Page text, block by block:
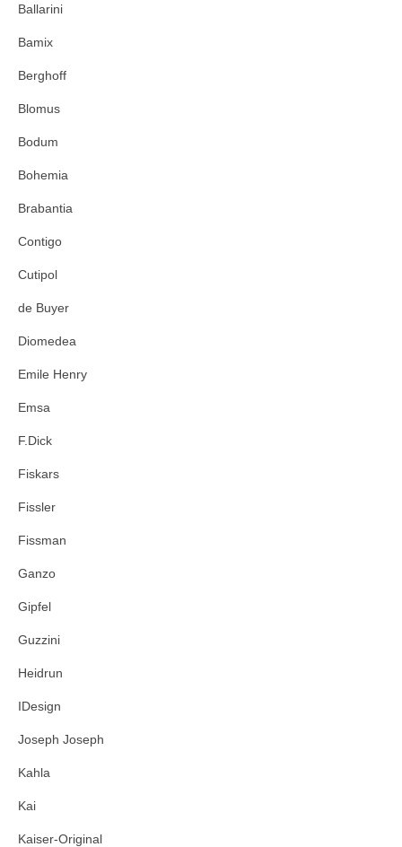
Ballarini
Bamix
Berghoff
Blomus
Bodum
Bohemia
Brabantia
Contigo
Cutipol
de Buyer
Diomedea
Emile Henry
Emsa
F.Dick
Fiskars
Fissler
Fissman
Ganzo
Gipfel
Guzzini
Heidrun
IDesign
Joseph Joseph
Kahla
Kai
Kaiser-Original